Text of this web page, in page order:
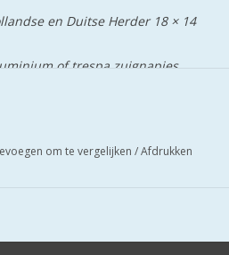
en Duitse Herder 18 × 14
of trespa zuignapjes
om te vergelijken /Afdrukken